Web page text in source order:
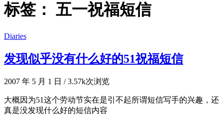
标签： 五一祝福短信
Diaries
发现似乎没有什么好的51祝福短信
2007 年 5 月 1 日 /3.57k次浏览
大概因为51这个劳动节实在是引不起所谓短信写手的兴趣，还
真是没发现什么好的短信内容